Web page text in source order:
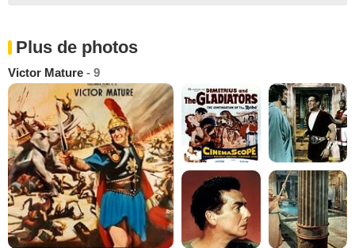
Plus de photos
Victor Mature - 9